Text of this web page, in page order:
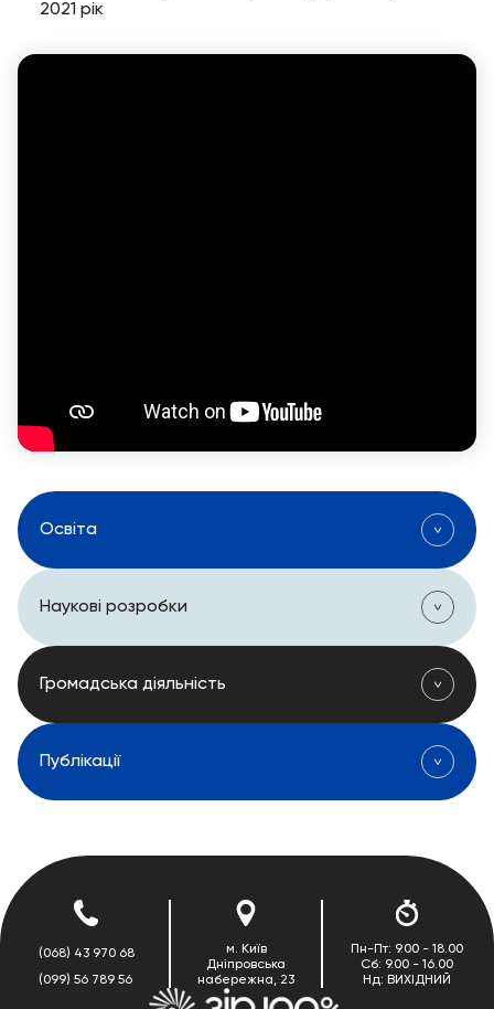
2021 рік
Освіта
Наукові розробки
Громадська діяльність
Публікації
(068) 43 970 68
(099) 56 789 56
м. Київ
Дніпровська
набережна, 23
Пн-Пт: 9.00 - 18.00
Сб: 9.00 - 16.00
Нд: ВИХІДНИЙ